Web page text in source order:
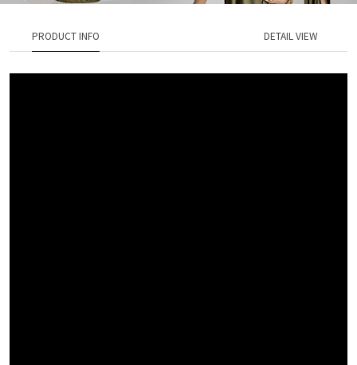
PRODUCT INFO DETAIL VIEW